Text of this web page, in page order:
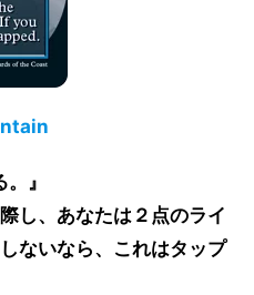
』
し、あなたは２点のライ
ないなら、これはタップ